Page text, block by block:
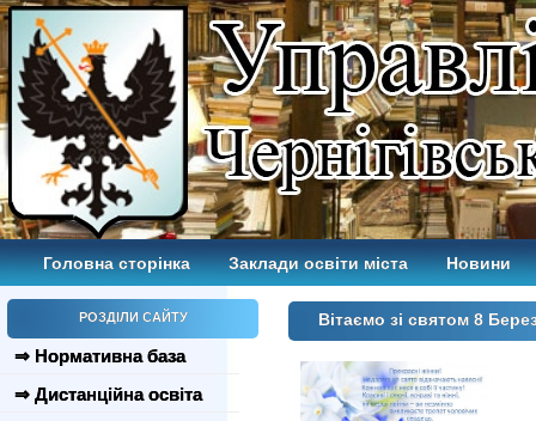
Головна сторінка Заклади освіти міста Новини
РОЗДІЛИ САЙТУ
⇒ Нормативна база
⇒ Дистанційна освіта
Вітаємо зі святом 8